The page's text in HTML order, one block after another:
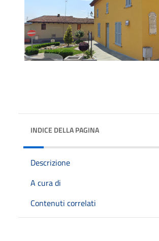
INDICE DELLA PAGINA
Descrizione
A cura di
Contenuti correlati